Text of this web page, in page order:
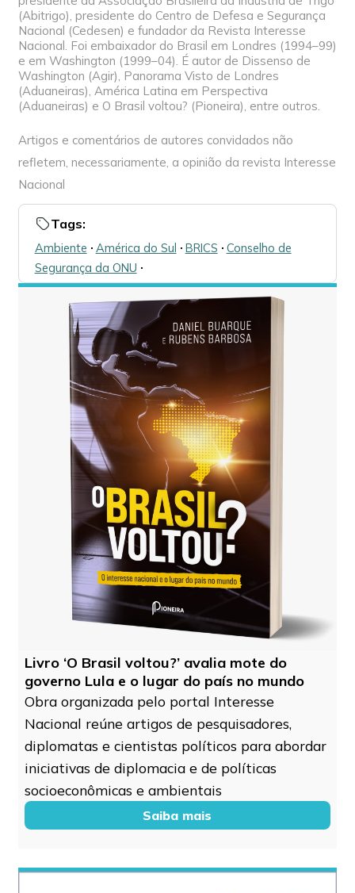
(Abitrigo), presidente do Centro de Defesa e Segurança
Nacional (Cedesen) e fundador da Revista Interesse
Nacional. Foi embaixador do Brasil em Londres (1994–99)
e em Washington (1999–04). É autor de Dissenso de
Washington (Agir), Panorama Visto de Londres
(Aduaneiras), América Latina em Perspectiva
(Aduaneiras) e O Brasil voltou? (Pioneira), entre outros.
Artigos e comentários de autores convidados não
refletem, necessariamente, a opinião da revista Interesse
Nacional
Tags:
Ambiente 🞌 América do Sul 🞌 BRICS 🞌 Conselho de
Segurança da ONU 🞌
Livro ‘O Brasil voltou?’ avalia mote do
governo Lula e o lugar do país no mundo
Obra organizada pelo portal Interesse
Nacional reúne artigos de pesquisadores,
diplomatas e cientistas políticos para abordar
iniciativas de diplomacia e de políticas
socioeconômicas e ambientais
Saiba mais